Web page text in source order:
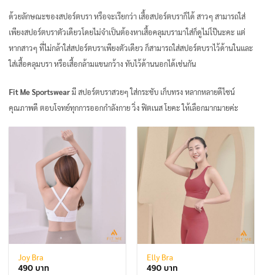
ด้วยลักษณะของสปอร์ตบรา หรือจะเรียกว่า เสื้อสปอร์ตบราก็ได้ สาวๆ สามารถใส่
เพียงสปอร์ตบราตัวเดียวโดยไม่จำเป็นต้องหาเสื้อคลุมบรามาใส่ก็ดูไม่โป๊นะคะ แต่
หากสาวๆ ที่ไม่กล้าใส่สปอร์ตบราเพียงตัวเดียว ก็สามารถใส่สปอร์ตบราไว้ด้านในและ
ใส่เสื้อคลุมบรา หรือเสื้อกล้ามแขนกว้าง ทับไว้ด้านนอกได้เช่นกัน
Fit Me Sportswearมี สปอร์ตบราสวยๆ ใส่กระชับ เก็บทรง หลากหลายดีไซน์
คุณภาพดี ตอบโจทย์ทุกการออกกำลังกาย วิ่ง ฟิตเนส โยคะ ให้เลือกมากมายค่ะ
Joy Bra
490
Elly Bra
490